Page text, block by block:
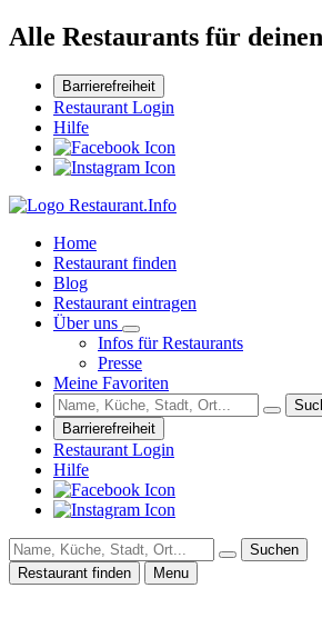
Alle Restaurants für
Barrierefreiheit
Restaurant Login
Hilfe
Home
Restaurant finden
Blog
Restaurant eintragen
Über uns
Infos für Restaurants
Presse
Meine Favoriten
Barrierefreiheit
Restaurant Login
Hilfe
Suchen
Restaurant finden
Menu